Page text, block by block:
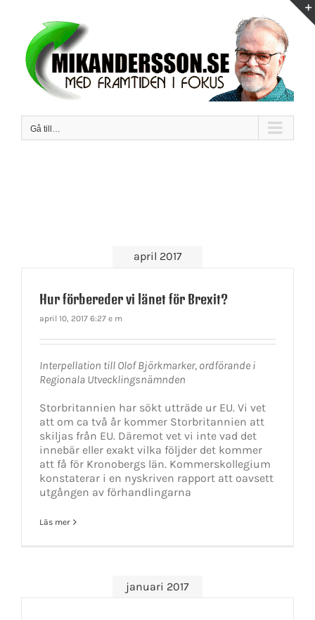
innehållet
Gå till…
april 2017
Hur förbereder vi länet för Brexit?
april 10, 2017 6:27 e m
Interpellation till Olof Björkmarker, ordförande i
Regionala Utvecklingsnämnden
Storbritannien har sökt utträde ur EU. Vi vet
att om ca två år kommer Storbritannien att
skiljas från EU. Däremot vet vi inte vad det
innebär eller exakt vilka följder det kommer
att få för Kronobergs län. Kommerskollegium
konstaterar i en nyskriven rapport att oavsett
utgången av förhandlingarna
Läs mer
januari 2017